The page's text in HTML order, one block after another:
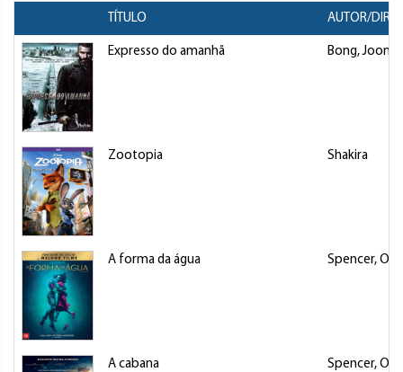
TÍTULO AUTOR/
Expresso do amanhã Bong, Joon-
Zootopia Shakira
A forma da água Spencer,
A cabana Spencer,